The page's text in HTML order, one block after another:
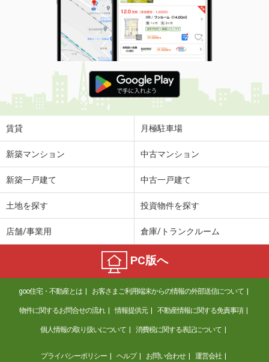
賃貸 月極駐車場
新築マンション 中古マンション
新築一戸建て 中古一戸建て
土地を探す 投資物件を探す
店舗/事業用 倉庫/トランクルーム
PC版へ
goo住宅・不動産とは お客さまご利用端末からの情報の外部送信について
物件に関するお問合せの流れ 情報提供元 不動産情報に関する免責事項
個人情報の取り扱いについて 消費税に関する表記について
プライバシーポリシー ヘルプ お問い合わせ 運営会社